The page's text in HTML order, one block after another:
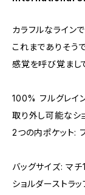
カラフルなライン
これまでありそう
感覚を呼び覚まし
100% フルグレイ
取り外し可能なシ
2つの内ポケット:
バッグサイズ: マ
ショルダーストラ